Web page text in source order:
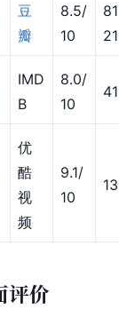
豆
瓣
8.5/
10
21
IMD
B
8.0/
10
41
优
酷
视
频
9.1/
10
评价